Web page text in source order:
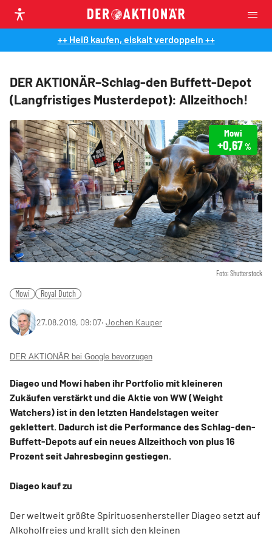
++ Heiß kaufen, eiskalt verdoppeln ++
DER AKTIONÄR–Schlag-den Buffett-Depot
(Langfristiges Musterdepot): Allzeithoch!
Foto: Shutterstock
Mowi
+0,67%
Mowi Royal Dutch
27.08.2019, 09:07‧ Jochen Kauper
DER AKTIONÄR bei Google bevorzugen
Diageo und Mowi haben ihr Portfolio mit kleineren
Zukäufen verstärkt und die Aktie von WW (Weight
Watchers) ist in den letzten Handelstagen weiter
geklettert. Dadurch ist die Performance des Schlag-den-
Buffett-Depots auf ein neues Allzeithoch von plus 16
Prozent seit Jahresbeginn gestiegen.
Diageo kauf zu
Der weltweit größte Spirituosenhersteller Diageo setzt auf
Alkoholfreies und krallt sich den kleinen